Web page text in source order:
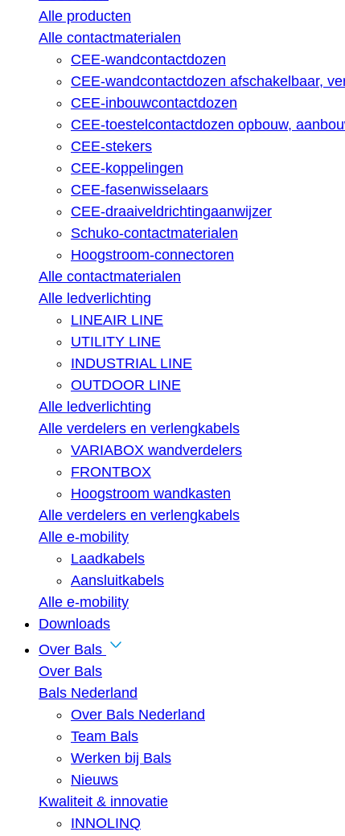
Alle producten
Alle contactmaterialen
CEE-wandcontactdozen
CEE-wandcontactdozen afschakelbaar,
CEE-inbouwcontactdozen
CEE-toestelcontactdozen opbouw,
CEE-stekers
CEE-koppelingen
CEE-fasenwisselaars
CEE-draaiveldrichtingaanwijzer
Schuko-contactmaterialen
Hoogstroom-connectoren
Alle contactmaterialen
Alle ledverlichting
LINEAIR LINE
UTILITY LINE
INDUSTRIAL LINE
OUTDOOR LINE
Alle ledverlichting
Alle verdelers en verlengkabels
VARIABOX wandverdelers
FRONTBOX
Hoogstroom wandkasten
Alle verdelers en verlengkabels
Alle e-mobility
Laadkabels
Aansluitkabels
Alle e-mobility
Downloads
Over Bals
Over Bals
Bals Nederland
Over Bals Nederland
Team Bals
Werken bij Bals
Nieuws
Kwaliteit & innovatie
INNOLINQ